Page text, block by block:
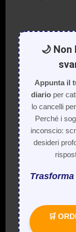
🌙
Appunta il
diarioper
lo cancelli
Perché i
inconscio:
desideri
🛒